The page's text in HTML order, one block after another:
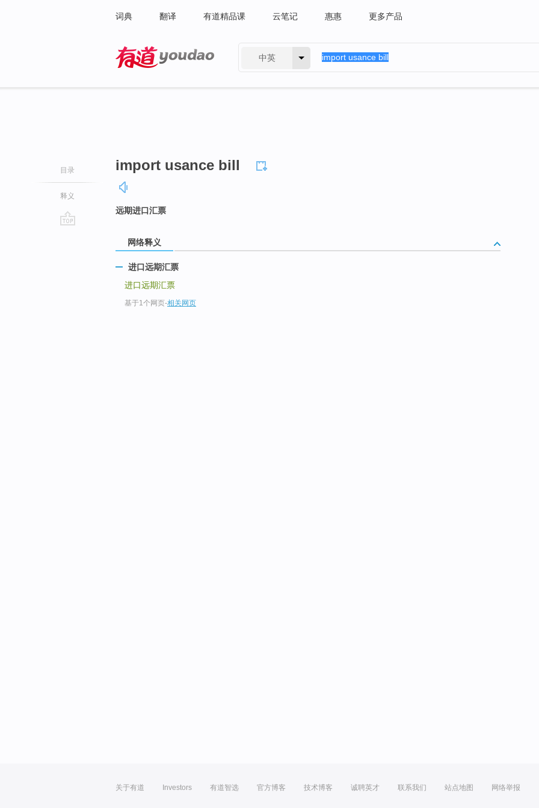
词典 翻译 有道精品课 云笔记 惠惠 更多产品
中英
目录
释义
import usance bill
远期进口汇票
网络释义
进口远期汇票
进口远期汇票
基于1个网页-相关网页
关于有道 Investors 有道智选 官方博客 技术博客 诚聘英才 联系我们 站点地图 网络举报